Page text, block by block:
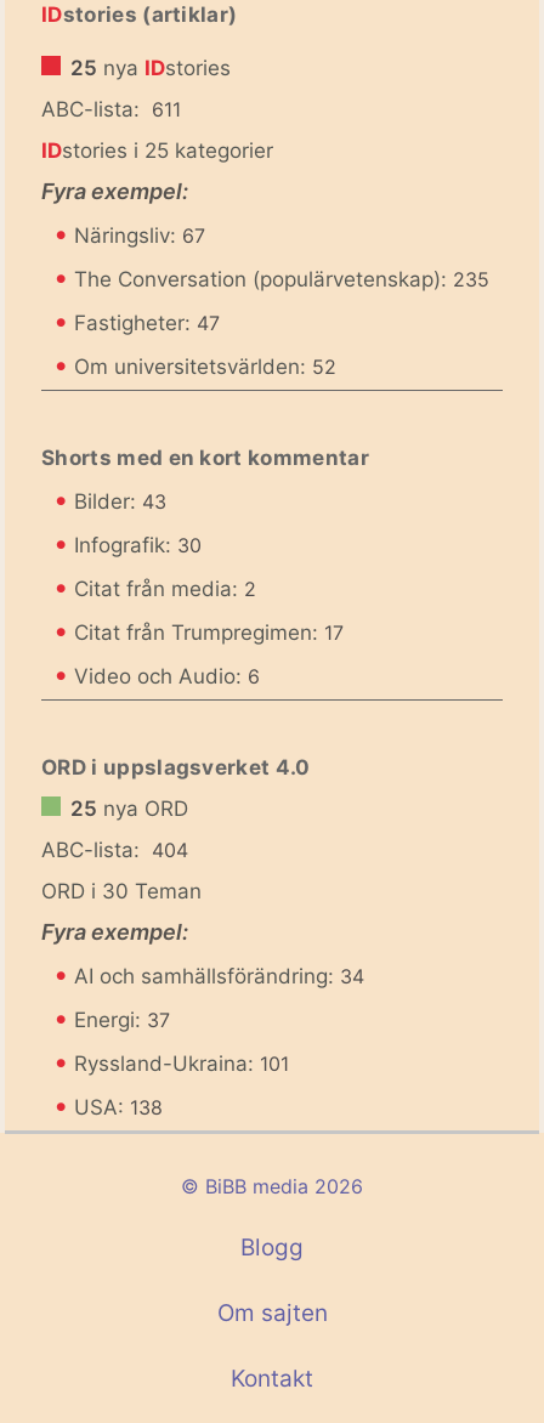
IDstories (artiklar)
25 nya IDstories
ABC-lista: 611
IDstories i 25 kategorier
Fyra exempel:
• Näringsliv: 67
• The Conversation (populärvetenskap): 235
• Fastigheter: 47
• Om universitetsvärlden: 52
Shorts med en kort kommentar
• Bilder: 43
• Infografik: 30
• Citat från media: 2
• Citat från Trumpregimen: 17
• Video och Audio: 6
ORD i uppslagsverket 4.0
25 nya ORD
ABC-lista: 404
ORD i 30 Teman
Fyra exempel:
• AI och samhällsförändring: 34
• Energi: 37
• Ryssland-Ukraina: 101
• USA: 138
© BiBB media 2026
Blogg
Om sajten
Kontakt